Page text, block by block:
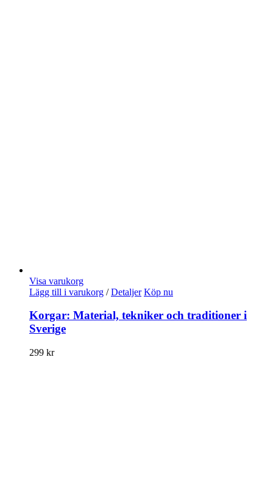
Visa varukorg
Lägg till i varukorg / Detaljer Köp nu
Korgar: Material, tekniker och traditioner i
Sverige
299 kr